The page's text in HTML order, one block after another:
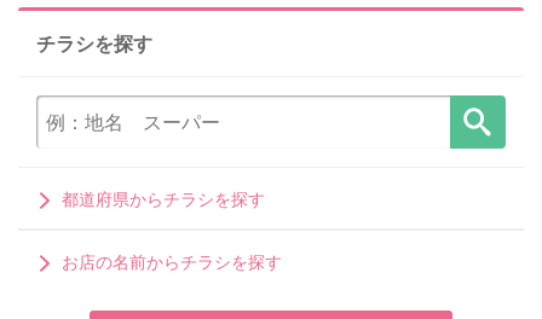
チラシを探す
都道府県からチラシを探す
お店の名前からチラシを探す